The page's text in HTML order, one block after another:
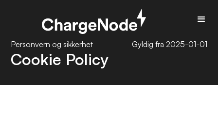
Personvern og sikkerhet Gyldig fra 2025-01-01
Cookie Policy